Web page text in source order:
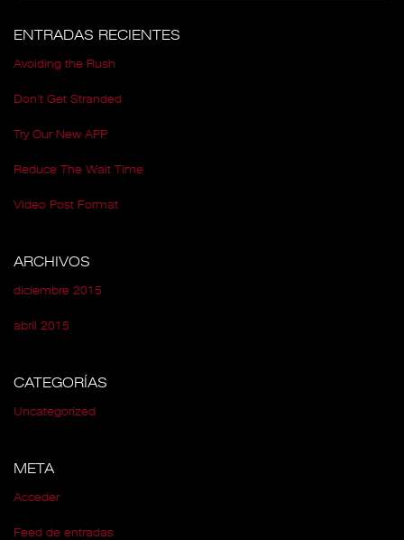
ENTRADAS RECIENTES
Avoiding the Rush
Don’t Get Stranded
Try Our New APP
Reduce The Wait Time
Video Post Format
ARCHIVOS
diciembre 2015
abril 2015
CATEGORÍAS
Uncategorized
META
Acceder
Feed de entradas